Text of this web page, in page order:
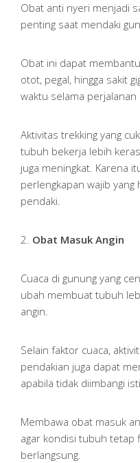
Obat anti nyeri menjadi
penting saat mendaki
Obat ini dapat
otot, pegal, hingga sakit
waktu selama perjalanan
Aktivitas trekking yang
tubuh bekerja lebih
juga meningkat. Karena
perlengkapan wajib
pendaki.
2. Obat Masuk Angin
Cuaca di gunung yang
ubah membuat tubuh
angin.
Selain faktor cuaca,
pendakian juga dapat
apabila tidak diimbangi
Membawa obat masuk
agar kondisi tubuh tetap
berlangsung.